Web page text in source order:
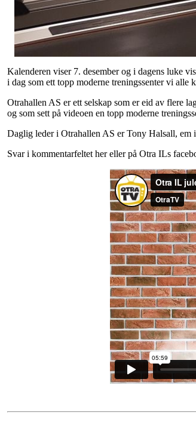
Kalenderen viser 7. desember og i dagens luke
i dag som ett topp moderne treningssenter vi alle
Otrahallen AS er ett selskap som er eid av flere
og som sett på videoen en topp moderne
Daglig leder i Otrahallen AS er Tony Halsall, em
Svar i kommentarfeltet her eller på Otra ILs